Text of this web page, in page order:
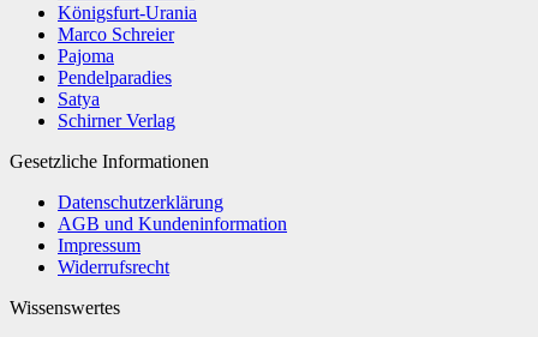
Königsfurt-Urania
Marco Schreier
Pajoma
Pendelparadies
Satya
Schirner Verlag
Gesetzliche Informationen
Datenschutzerklärung
AGB und Kundeninformation
Impressum
Widerrufsrecht
Wissenswertes